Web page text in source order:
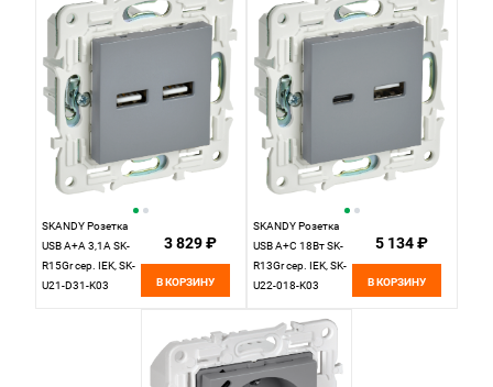
SKANDY Розетка
USB A+A 3,1А SK-
R15Gr сер. IEK, SK-
U21-D31-K03
3 829 ₽
В КОРЗИНУ
SKANDY Розетка
USB A+C 18Вт SK-
R13Gr сер. IEK, SK-
U22-018-K03
5 134 ₽
В КОРЗИНУ